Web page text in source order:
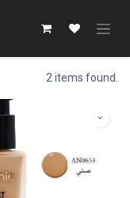
2 items found.